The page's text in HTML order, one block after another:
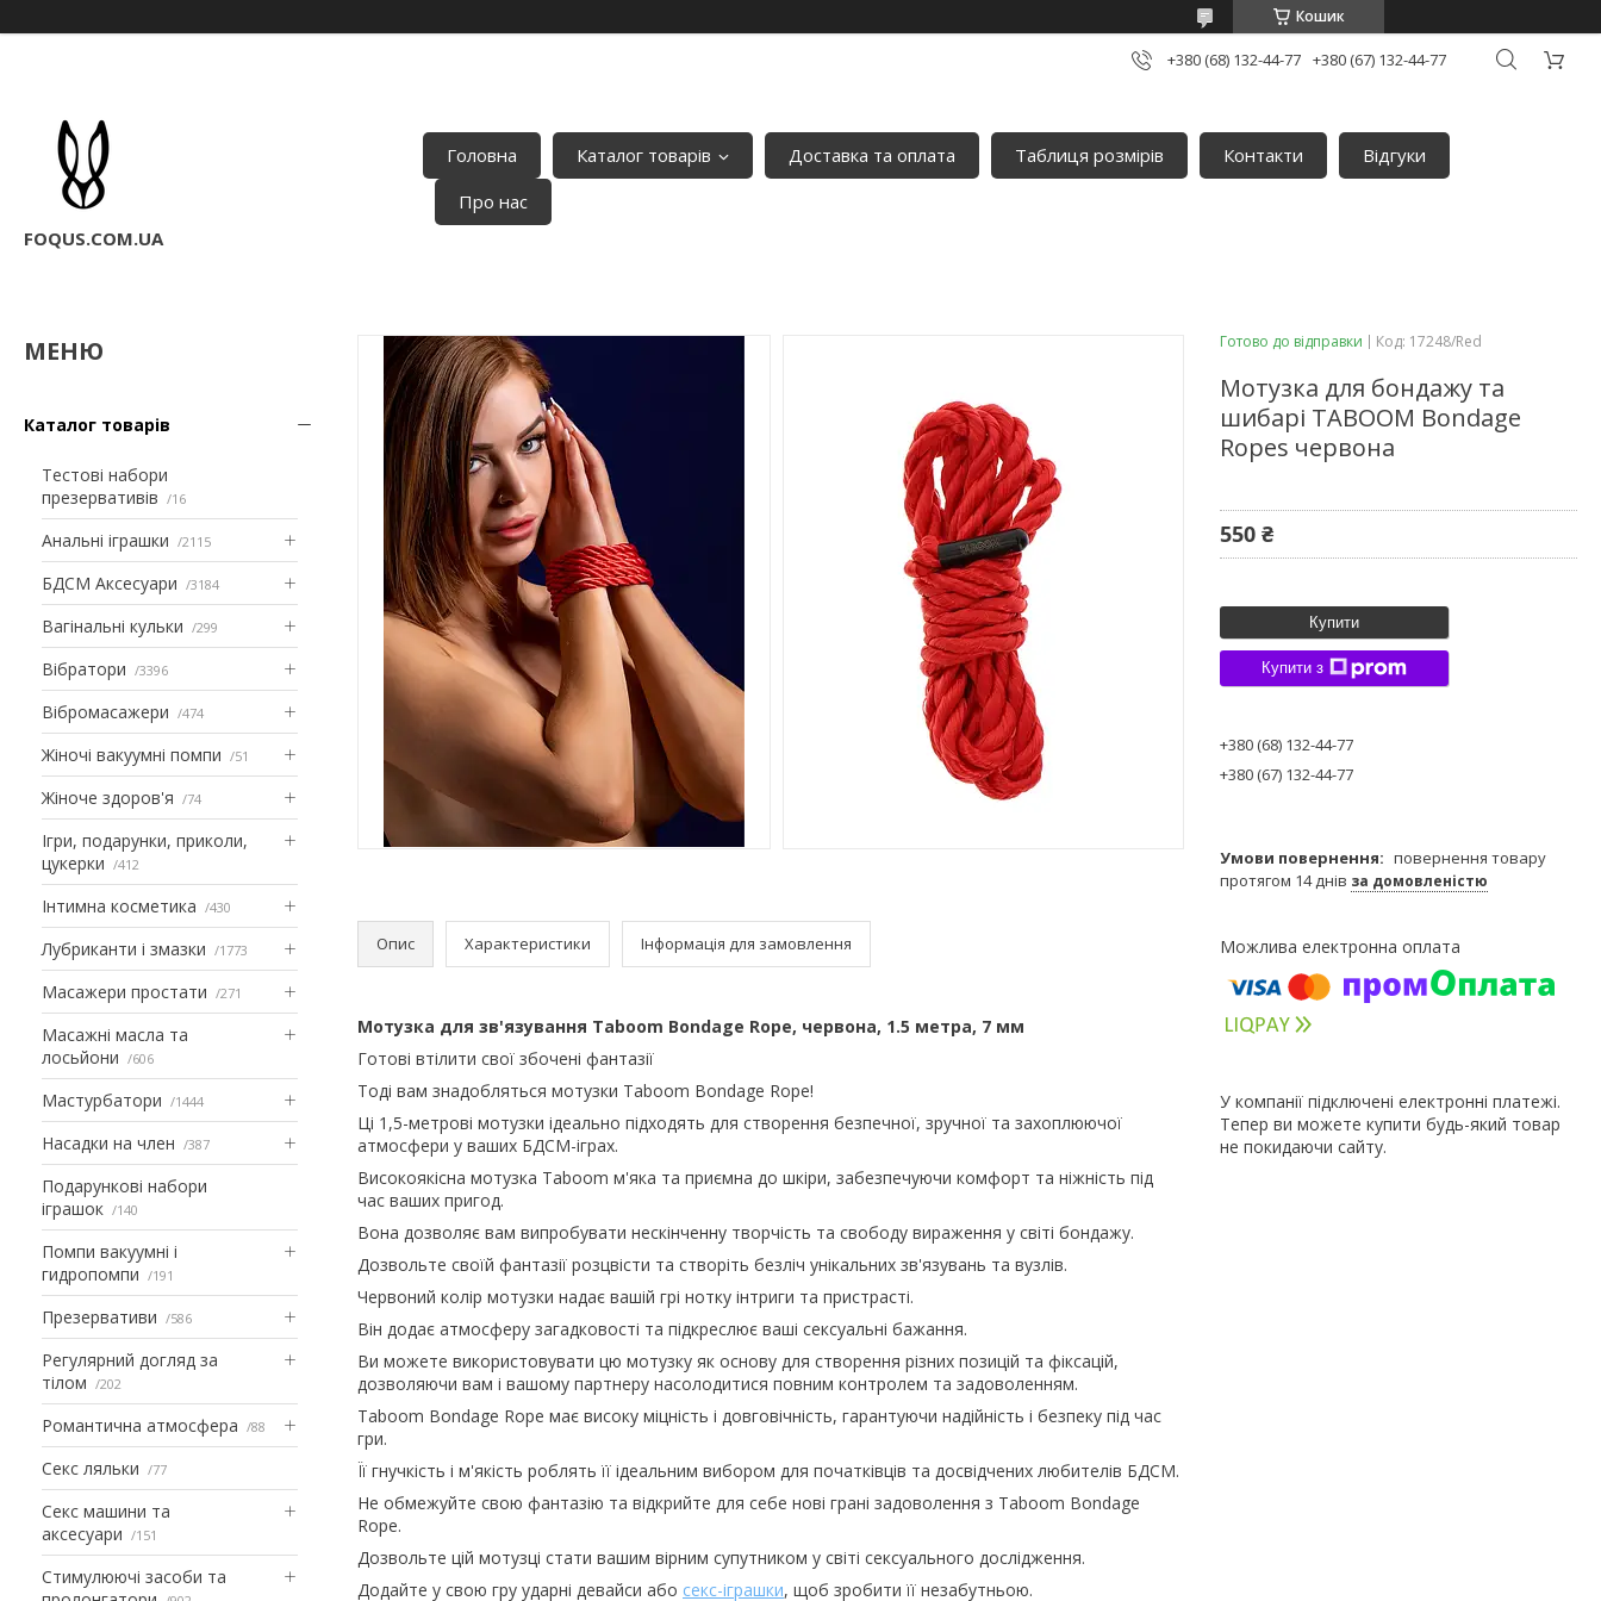
Кошик
+380 (68) 132-44-77 +380 (67) 132-44-77
FOQUS.COM.UA
Головна Каталог товарів Доставка та оплата Таблиця розмірів Контакти
Відгуки
Про нас
Каталог товарів
Тестові набори
презервативів
16
Анальні іграшки 2115
БДСМ Аксесуари 3184
Вагінальні кульки 299
Вібратори 3396
Вібромасажери 474
Жіночі вакуумні помпи 51
Жіноче здоров'я 74
Ігри, подарунки, приколи,
цукерки
412
Інтимна косметика 430
Лубриканти і змазки 1773
Масажери простати 271
Масажні масла та
лосьйони
606
Мастурбатори 1444
Насадки на член 387
Подарункові набори
іграшок
140
Помпи вакуумні і
гидропомпи
191
Презервативи 586
Регулярний догляд за
тілом
202
Романтична атмосфера 88
Секс ляльки 77
Секс машини та
аксесуари
151
Стимулюючі засоби та
Опис Характеристики Інформація для замовлення
Мотузка для зв'язування Taboom Bondage Rope, червона, 1.5 метра, 7 мм
Готові втілити свої збочені фантазії
Тоді вам знадобляться мотузки Taboom Bondage Rope!
Ці 1,5-метрові мотузки ідеально підходять для створення безпечної, зручної та захоплюючої
атмосфери у ваших БДСМ-іграх.
Високоякісна мотузка Taboom м'яка та приємна до шкіри, забезпечуючи комфорт та ніжність під
час ваших пригод.
Вона дозволяє вам випробувати нескінченну творчість та свободу вираження у світі бондажу.
Дозвольте своїй фантазії розцвісти та створіть безліч унікальних зв'язувань та вузлів.
Червоний колір мотузки надає вашій грі нотку інтриги та пристрасті.
Він додає атмосферу загадковості та підкреслює ваші сексуальні бажання.
Ви можете використовувати цю мотузку як основу для створення різних позицій та фіксацій,
дозволяючи вам і вашому партнеру насолодитися повним контролем та задоволенням.
Taboom Bondage Rope має високу міцність і довговічність, гарантуючи надійність і безпеку під час
гри.
Її гнучкість і м'якість роблять її ідеальним вибором для початківців та досвідчених любителів БДСМ.
Не обмежуйте свою фантазію та відкрийте для себе нові грані задоволення з Taboom Bondage
Rope.
Дозвольте цій мотузці стати вашим вірним супутником у світі сексуального дослідження.
Додайте у свою гру ударні девайси або секс-іграшки, щоб зробити її незабутньою.
Готово до відправки Код: 17248/Red
Мотузка для бондажу та
шибарі TABOOM Bondage
Ropes червона
550 ₴
Купити
Купити з
+380 (68) 132-44-77
+380 (67) 132-44-77
повернення товару
протягом 14 днів за домовленістю
У компанії підключені електронні платежі.
Тепер ви можете купити будь-який товар
не покидаючи сайту.